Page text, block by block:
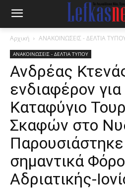
Αρχική ΑΝΑΚΟΙΝΩΣΕΙΣ - ΔΕΛΤΙΑ
ΑΝΑΚΟΙΝΩΣΕΙΣ - ΔΕΛΤΙΑ ΤΥΠΟΥ
Ανδρέας
ενδιαφέρον για
Καταφύγιο
Σκαφών στο
σημαντικά
Αδριατικής-